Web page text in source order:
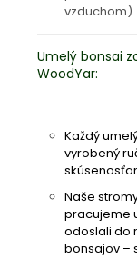
vzduchom).
Umelý bonsai
WoodYar:
Každý
vyrobený
Naše
pracujeme
odoslali do
bonsajov –